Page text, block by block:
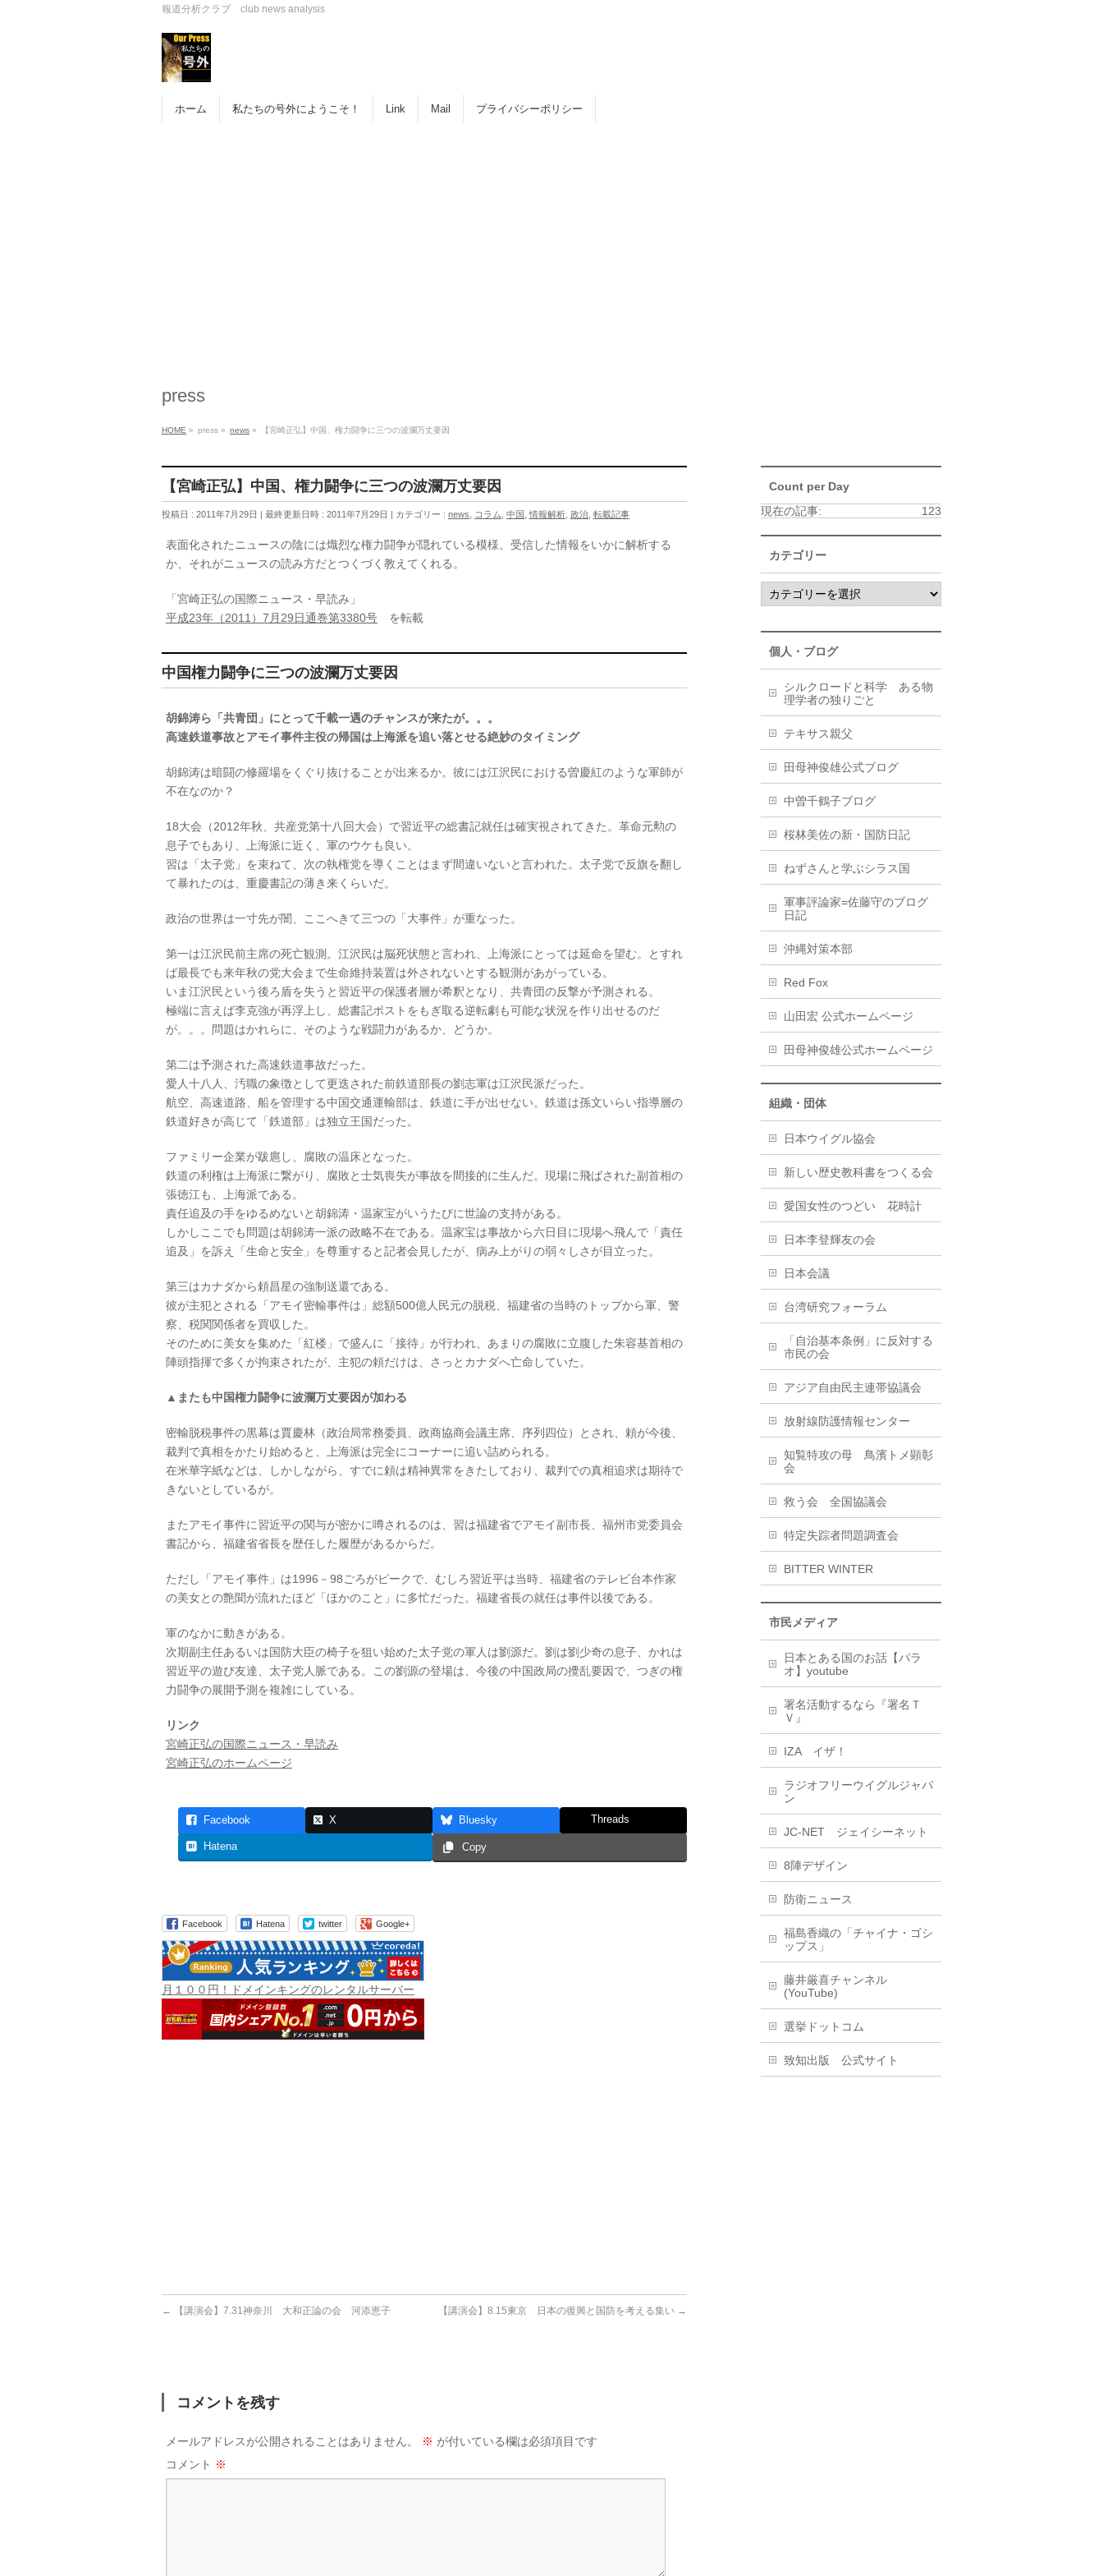
報道分析クラブ club news analysis
ホーム 私たちの号外にようこそ！ Link Mail プライバシーポリシー
press
HOME » press » news » 【宮崎正弘】中国、権力闘争に三つの波瀾万丈要因
【宮崎正弘】中国、権力闘争に三つの波瀾万丈要因
投稿日 : 2011年7月29日 最終更新日時 : 2011年7月29日 カテゴリー : news コラム 中国 情報解析 政治 転載記事
表面化されたニュースの陰には熾烈な権力闘争が隠れている模様。受信した情報をいかに解析する
か、それがニュースの読み方だとつくづく教えてくれる。
「宮崎正弘の国際ニュース・早読み」
平成23年（2011）7月29日通巻第3380号 を転載
中国権力闘争に三つの波瀾万丈要因
胡錦涛ら「共青団」にとって千載一遇のチャンスが来たが。。。
高速鉄道事故とアモイ事件主役の帰国は上海派を追い落とせる絶妙のタイミング
胡錦涛は暗闘の修羅場をくぐり抜けることが出来るか。彼には江沢民における曽慶紅のような軍師が
不在なのか？
18大会（2012年秋、共産党第十八回大会）で習近平の総書記就任は確実視されてきた。革命元勲の
息子でもあり、上海派に近く、軍のウケも良い。
習は「太子党」を束ねて、次の執権党を導くことはまず間違いないと言われた。太子党で反旗を翻し
て暴れたのは、重慶書記の薄き来くらいだ。
政治の世界は一寸先が闇、ここへきて三つの「大事件」が重なった。
第一は江沢民前主席の死亡観測。江沢民は脳死状態と言われ、上海派にとっては延命を望む。とすれ
ば最長でも来年秋の党大会まで生命維持装置は外されないとする観測があがっている。
いま江沢民という後ろ盾を失うと習近平の保護者層が希釈となり、共青団の反撃が予測される。
極端に言えば李克強が再浮上し、総書記ポストをもぎ取る逆転劇も可能な状況を作り出せるのだ
が。。。問題はかれらに、そのような戦闘力があるか、どうか。
第二は予測された高速鉄道事故だった。
愛人十八人、汚職の象徴として更迭された前鉄道部長の劉志軍は江沢民派だった。
航空、高速道路、船を管理する中国交通運輸部は、鉄道に手が出せない。鉄道は孫文いらい指導層の
鉄道好きが高じて「鉄道部」は独立王国だった。
ファミリー企業が跋扈し、腐敗の温床となった。
鉄道の利権は上海派に繋がり、腐敗と士気喪失が事故を間接的に生んだ。現場に飛ばされた副首相の
張徳江も、上海派である。
責任追及の手をゆるめないと胡錦涛・温家宝がいうたびに世論の支持がある。
しかしここでも問題は胡錦涛一派の政略不在である。温家宝は事故から六日目に現場へ飛んで「責任
追及」を訴え「生命と安全」を尊重すると記者会見したが、病み上がりの弱々しさが目立った。
第三はカナダから頼昌星の強制送還である。
彼が主犯とされる「アモイ密輸事件は」総額500億人民元の脱税、福建省の当時のトップから軍、警
察、税関関係者を買収した。
そのために美女を集めた「紅楼」で盛んに「接待」が行われ、あまりの腐敗に立腹した朱容基首相の
陣頭指揮で多くが拘束されたが、主犯の頼だけは、さっとカナダへ亡命していた。
▲またも中国権力闘争に波瀾万丈要因が加わる
密輸脱税事件の黒幕は賈慶林（政治局常務委員、政商協商会議主席、序列四位）とされ、頼が今後、
裁判で真相をかたり始めると、上海派は完全にコーナーに追い詰められる。
在米華字紙などは、しかしながら、すでに頼は精神異常をきたしており、裁判での真相追求は期待で
きないとしているが。
またアモイ事件に習近平の関与が密かに噂されるのは、習は福建省でアモイ副市長、福州市党委員会
書記から、福建省省長を歴任した履歴があるからだ。
ただし「アモイ事件」は1996－98ごろがピークで、むしろ習近平は当時、福建省のテレビ台本作家
の美女との艶聞が流れたほど「ほかのこと」に多忙だった。福建省長の就任は事件以後である。
軍のなかに動きがある。
次期副主任あるいは国防大臣の椅子を狙い始めた太子党の軍人は劉源だ。劉は劉少奇の息子、かれは
習近平の遊び友達、太子党人脈である。この劉源の登場は、今後の中国政局の攪乱要因で、つぎの権
力闘争の展開予測を複雑にしている。
リンク
宮崎正弘の国際ニュース・早読み
宮崎正弘のホームページ
Facebook X Bluesky Threads
Hatena Copy
Facebook Hatena twitter Google+
月１００円！ドメインキングのレンタルサーバー
← 【講演会】7.31神奈川 大和正論の会 河添恵子 【講演会】8.15東京 日本の復興と国防を考える集い →
コメントを残す
メールアドレスが公開されることはありません。 ※ が付いている欄は必須項目です
コメント ※
Count per Day
123
現在の記事:
カテゴリー
個人・ブログ
シルクロードと科学 ある物
理学者の独りごと
テキサス親父
田母神俊雄公式ブログ
中曽千鶴子ブログ
桜林美佐の新・国防日記
ねずさんと学ぶシラス国
軍事評論家=佐藤守のブログ
日記
沖縄対策本部
Red Fox
山田宏 公式ホームページ
田母神俊雄公式ホームページ
組織・団体
日本ウイグル協会
新しい歴史教科書をつくる会
愛国女性のつどい 花時計
日本李登輝友の会
日本会議
台湾研究フォーラム
「自治基本条例」に反対する
市民の会
アジア自由民主連帯協議会
放射線防護情報センター
知覧特攻の母 鳥濱トメ顕彰
会
救う会 全国協議会
特定失踪者問題調査会
BITTER WINTER
市民メディア
日本とある国のお話【パラ
オ】youtube
署名活動するなら『署名Ｔ
Ｖ』
IZA イザ！
ラジオフリーウイグルジャパ
ン
JC-NET ジェイシーネット
8陣デザイン
防衛ニュース
福島香織の「チャイナ・ゴシ
ップス」
藤井厳喜チャンネル
(YouTube)
選挙ドットコム
致知出版 公式サイト